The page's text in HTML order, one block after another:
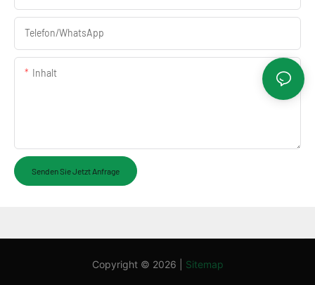
Telefon/WhatsApp
Inhalt
Senden Sie Jetzt Anfrage
Copyright © 2026 | Sitemap